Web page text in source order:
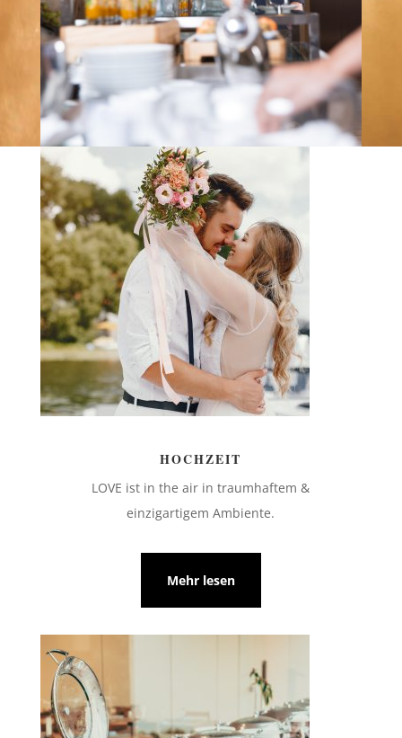
HOCHZEIT
LOVE ist in the air in traumhaftem &
einzigartigem Ambiente.
Mehr lesen